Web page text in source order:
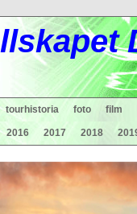
llskapet
tourhistoria foto film
2016 2017 2018